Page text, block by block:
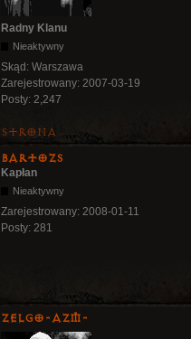
Radny Klanu
Nieaktywny
Skąd: Warszawa
Zarejestrowany: 2007-03-19
Posty: 2,247
Strona
bartozs
Kapłan
Nieaktywny
Zarejestrowany: 2008-01-11
Posty: 281
ZelgO-AZM-